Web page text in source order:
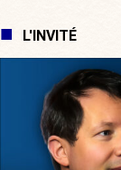
L'INVITÉ